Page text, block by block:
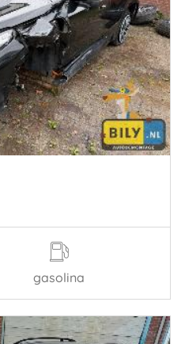
gasolina